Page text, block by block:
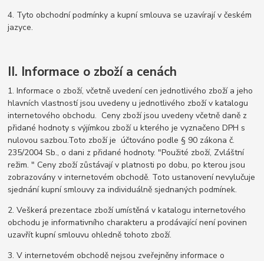
4. Tyto obchodní podmínky a kupní smlouva se uzavírají v českém
jazyce.
II. Informace o zboží a cenách
1. Informace o zboží, včetně uvedení cen jednotlivého zboží a jeho
hlavních vlastností jsou uvedeny u jednotlivého zboží v katalogu
internetového obchodu. Ceny zboží jsou uvedeny včetně daně z
přidané hodnoty s výjímkou zboží u kterého je vyznačeno DPH s
nulovou sazbou.Toto zboží je účtováno podle § 90 zákona č.
235/2004 Sb., o dani z přidané hodnoty. "Použité zboží, Zvláštní
režim. " Ceny zboží zůstávají v platnosti po dobu, po kterou jsou
zobrazovány v internetovém obchodě. Toto ustanovení nevylučuje
sjednání kupní smlouvy za individuálně sjednaných podmínek.
2. Veškerá prezentace zboží umístěná v katalogu internetového
obchodu je informativního charakteru a prodávající není povinen
uzavřít kupní smlouvu ohledně tohoto zboží.
3. V internetovém obchodě nejsou zveřejněny informace o